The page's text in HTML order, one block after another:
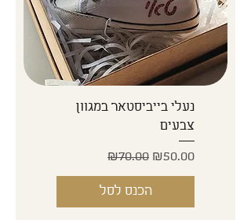
נעלי בייביסטאר במגוון
צבעים
Regular Price
₪70.00 Sale Price
₪50.00
הכנס לסל